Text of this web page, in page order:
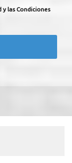
las Condiciones